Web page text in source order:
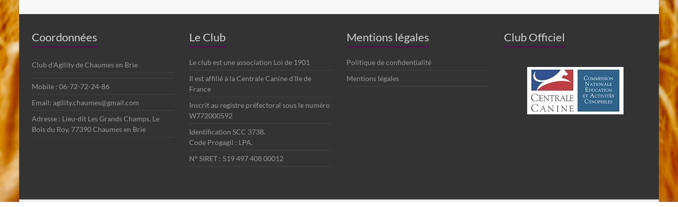
Coordonnées
Club d'Agility de Chaumes en Brie
Mobile : 06-72-72-24-86
Email: agility.chaumes@gmail.com
Adresse : Lieu-dit Les Grands Champs, Le
Bois du Roy, 77390 Chaumes en Brie
Le Club
Le club est une association Loi de 1901
Il est affilié à la Centrale Canine d'Ile de
France
Inscrit au registre préfectoral sous le numéro
W772000592
Identification SCC 3738.
Code Progagil : LPA.
N° SIRET : 519 497 408 00012
Mentions légales
Politique de confidentialité
Mentions légales
Club Officiel